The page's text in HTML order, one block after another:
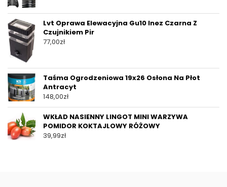
Lvt Oprawa Elewacyjna Gu10 Inez Czarna Z
Czujnikiem Pir
77,00zł
Taśma Ogrodzeniowa 19x26 Osłona Na Płot
Antracyt
148,00zł
WKŁAD NASIENNY LINGOT MINI WARZYWA
POMIDOR KOKTAJLOWY RÓŻOWY
39,99zł